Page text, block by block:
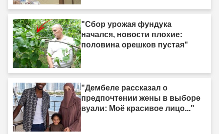
"Сбор урожая фундука
начался, новости плохие:
половина орешков пустая"
"Дембеле рассказал о
предпочтении жены в выборе
вуали: Моё красивое лицо..."